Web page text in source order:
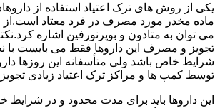
یکی از روش های ترک اعتیاد استفاده از
ماده مخدر مورد مصرف در فرد معتاد است.از
می توان به متادون و بوپرنورفین اشاره
تجویز و مصرف این داروها فقط می بایست با
شرایط خاص باشد ولی متأسفانه این روزها
توسط کمپ ها و مراکز ترک اعتیاد زیادی
این داروها باید برای مدت محدود و در